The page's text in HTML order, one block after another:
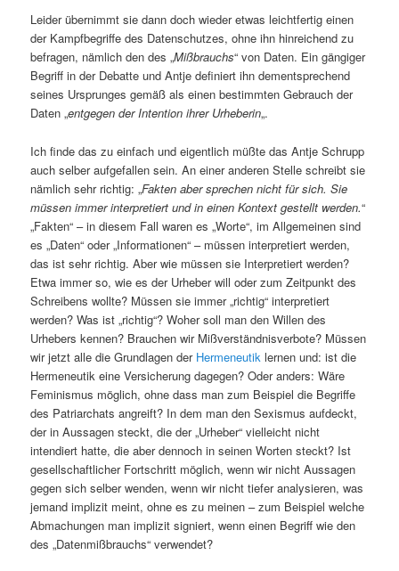
Leider übernimmt sie dann doch wieder etwas leichtfertig einen
der Kampfbegriffe des Datenschutzes, ohne ihn hinreichend zu
befragen, nämlich den des „Mißbrauchs“ von Daten. Ein gängiger
Begriff in der Debatte und Antje definiert ihn dementsprechend
seines Ursprunges gemäß als einen bestimmten Gebrauch der
Daten „entgegen der Intention ihrer Urheberin„.
Ich finde das zu einfach und eigentlich müßte das Antje Schrupp
auch selber aufgefallen sein. An einer anderen Stelle schreibt sie
nämlich sehr richtig: „Fakten aber sprechen nicht für sich. Sie
müssen immer interpretiert und in einen Kontext gestellt werden.“
„Fakten“ – in diesem Fall waren es „Worte“, im Allgemeinen sind
es „Daten“ oder „Informationen“ – müssen interpretiert werden,
das ist sehr richtig. Aber wie müssen sie Interpretiert werden?
Etwa immer so, wie es der Urheber will oder zum Zeitpunkt des
Schreibens wollte? Müssen sie immer „richtig“ interpretiert
werden? Was ist „richtig“? Woher soll man den Willen des
Urhebers kennen? Brauchen wir Mißverständnisverbote? Müssen
wir jetzt alle die Grundlagen der Hermeneutik lernen und: ist die
Hermeneutik eine Versicherung dagegen? Oder anders: Wäre
Feminismus möglich, ohne dass man zum Beispiel die Begriffe
des Patriarchats angreift? In dem man den Sexismus aufdeckt,
der in Aussagen steckt, die der „Urheber“ vielleicht nicht
intendiert hatte, die aber dennoch in seinen Worten steckt? Ist
gesellschaftlicher Fortschritt möglich, wenn wir nicht Aussagen
gegen sich selber wenden, wenn wir nicht tiefer analysieren, was
jemand implizit meint, ohne es zu meinen – zum Beispiel welche
Abmachungen man implizit signiert, wenn einen Begriff wie den
des „Datenmißbrauchs“ verwendet?